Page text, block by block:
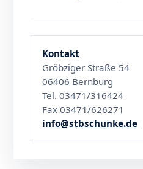
Kontakt
Gröbziger Straße 54
06406 Bernburg
Tel. 03471/316424
Fax 03471/626271
info@stbschunke.de